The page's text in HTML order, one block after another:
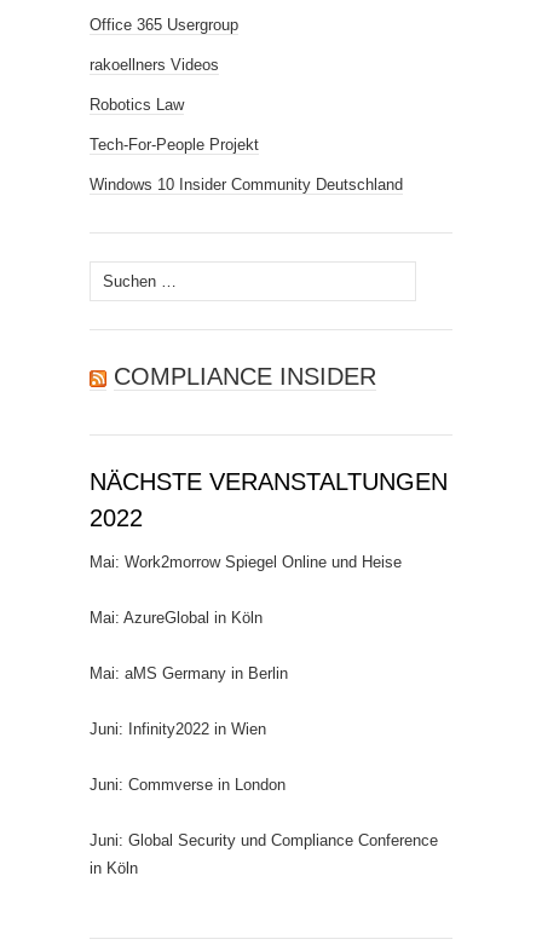
Office 365 Usergroup
rakoellners Videos
Robotics Law
Tech-For-People Projekt
Windows 10 Insider Community Deutschland
Suchen
nach:
COMPLIANCE INSIDER
NÄCHSTE VERANSTALTUNGEN
2022
Mai: Work2morrow Spiegel Online und Heise
Mai: AzureGlobal in Köln
Mai: aMS Germany in Berlin
Juni: Infinity2022 in Wien
Juni: Commverse in London
Juni: Global Security und Compliance Conference
in Köln